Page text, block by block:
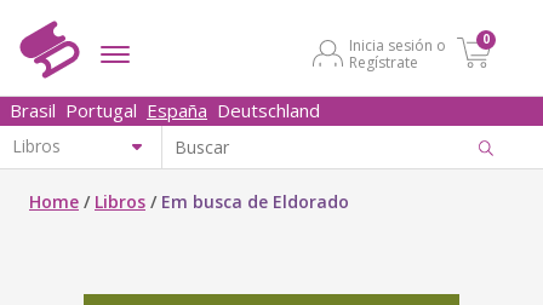
Inicia sesión o
Regístrate
0
Brasil Portugal España Deutschland
Home / Libros / Em busca de Eldorado